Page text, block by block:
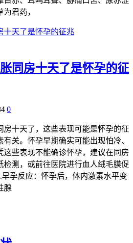
君药，
同房十天了是怀孕的征
0
房十天了，这些表现可能是怀孕的征
关。怀孕早期确实可能出现怕冷、
这些表现不能确诊怀孕，建议在同房
检测，或前往医院进行血人绒毛膜促
孕反应：怀孕后，体内激素水平变
腺